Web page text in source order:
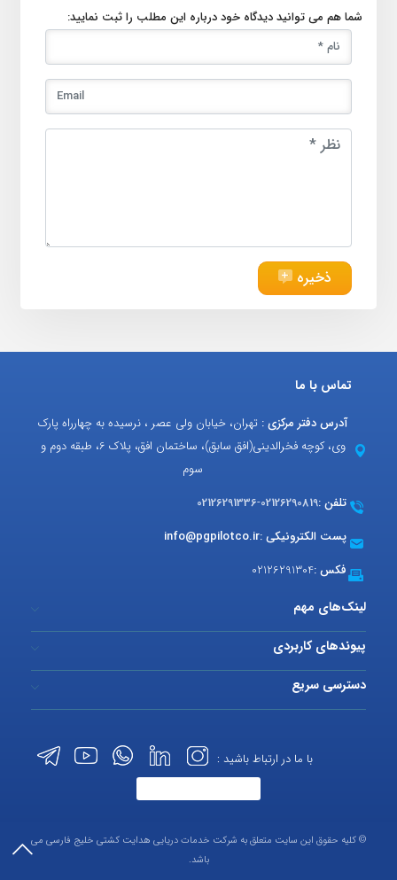
شما هم می توانید دیدگاه خود درباره این مطلب را ثبت نمایید:
ذخیره
تماس با ما
آدرس دفتر مرکزی : تهران، خیابان ولی عصر ، نرسیده به چهارراه پارک
وی، کوچه فخرالدینی(افق سابق)، ساختمان افق، پلاک 6، طبقه دوم و
سوم
تلفن :02126290819
-
02126291336
پست الکترونیکی :info@pgpilotco.ir
فکس :02126291304
لینک‌های مهم
پیوندهای کاربردی
دسترسی سریع
با ما در ارتباط باشید :
© کلیه حقوق این سایت متعلق به شرکت خدمات دریایی هدایت کشتی خلیج فارسی می
باشد.